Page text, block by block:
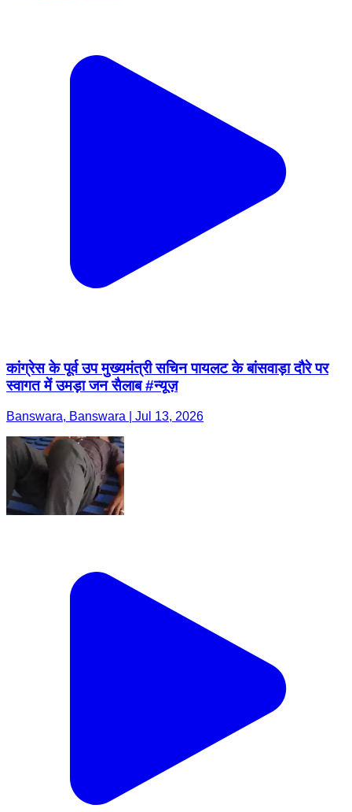
कांग्रेस के पूर्व उप मुख्यमंत्री सचिन पायलट के बांसवाड़ा दौरे पर
स्वागत में उमड़ा जन सैलाब #न्यूज़
Banswara, Banswara | Jul 13, 2026